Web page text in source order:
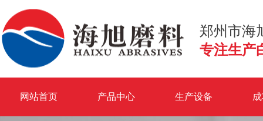
郑州市海
专注生产
网站首页 产品中心 生产设备